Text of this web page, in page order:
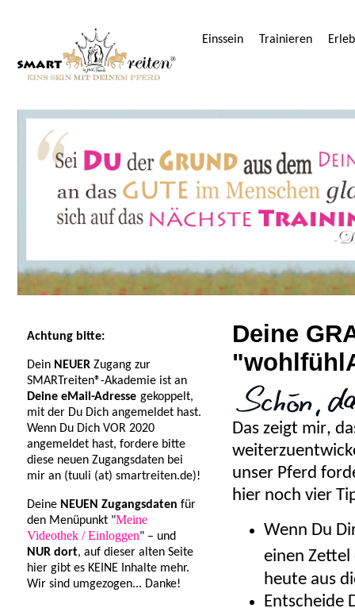
Einssein Trainieren
Achtung bitte:
Dein NEUER Zugang zur
SMARTreiten®-Akademie ist an
Deine eMail-Adresse gekoppelt,
mit der Du Dich angemeldet hast.
Wenn Du Dich VOR 2020
angemeldet hast, fordere bitte
diese neuen Zugangsdaten bei
mir an (tuuli (at) smartreiten.de)!
Deine NEUEN Zugangsdaten für
den Menüpunkt "Meine
Videothek / Einloggen" – und
NUR dort, auf dieser alten Seite
hier gibt es KEINE Inhalte mehr.
Wir sind umgezogen... Danke!
Deine
Das zeigt mir,
unser Pferd
hier noch vier
Wenn Du
einen
heute aus
Entscheide